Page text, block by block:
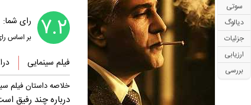
سوتی
دیالوگ
جزئیات
ارزیابی
بررسی
7.2 رای شما:
بر اساس
فیلم سینمایی
خلاصه داستان فیلم
درباره چند رفیق